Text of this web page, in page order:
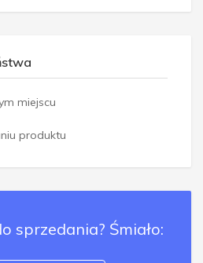
miejscu
produktu
sprzedania? Śmiało: